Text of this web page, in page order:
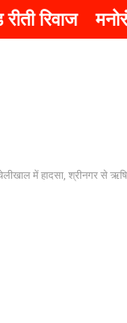
रिवाज
श्रीनगर से ऋषिकेश आ रही बस के हुए ब्रेक फेल, अनियंत्रित होकर सड़क